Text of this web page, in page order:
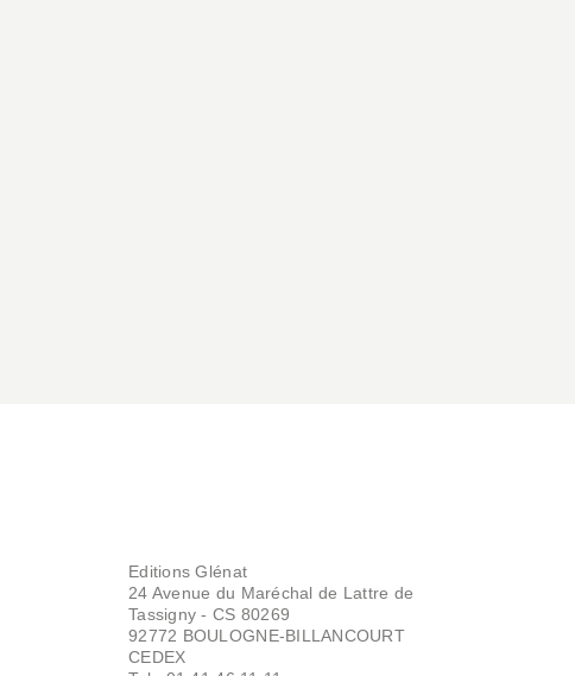
Editions Glénat
24 Avenue du Maréchal de Lattre de
Tassigny - CS 80269
92772 BOULOGNE-BILLANCOURT
CEDEX